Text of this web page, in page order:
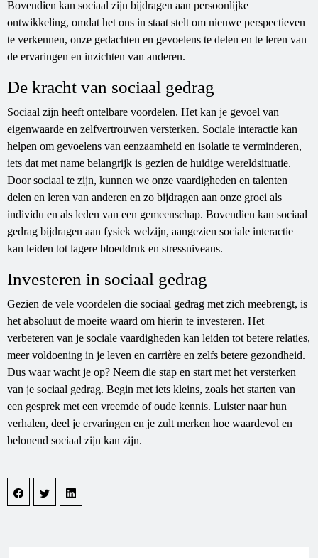
Bovendien kan sociaal zijn bijdragen aan persoonlijke
ontwikkeling, omdat het ons in staat stelt om nieuwe perspectieven
te verkennen, onze gedachten en gevoelens te delen en te leren van
de ervaringen en inzichten van anderen.
De kracht van sociaal gedrag
Sociaal zijn heeft ontelbare voordelen. Het kan je gevoel van
eigenwaarde en zelfvertrouwen versterken. Sociale interactie kan
helpen om gevoelens van eenzaamheid en isolatie te verminderen,
iets dat met name belangrijk is gezien de huidige wereldsituatie.
Door sociaal te zijn, kunnen we onze vaardigheden en talenten
delen en leren van anderen en zo bijdragen aan onze groei als
individu en als leden van een gemeenschap. Bovendien kan sociaal
gedrag bijdragen aan fysiek welzijn, aangezien sociale interactie
kan leiden tot lagere bloeddruk en stressniveaus.
Investeren in sociaal gedrag
Gezien de vele voordelen die sociaal gedrag met zich meebrengt, is
het absoluut de moeite waard om hierin te investeren. Het
verbeteren van je sociale vaardigheden kan leiden tot betere relaties,
meer voldoening in je leven en carrière en zelfs betere gezondheid.
Dus waar wacht je op? Neem die stap en start met het versterken
van je sociaal gedrag. Begin met iets kleins, zoals het starten van
een gesprek met een vreemde of oude kennis. Luister naar hun
verhalen, deel je ervaringen en je zult merken hoe waardevol en
belonend sociaal zijn kan zijn.